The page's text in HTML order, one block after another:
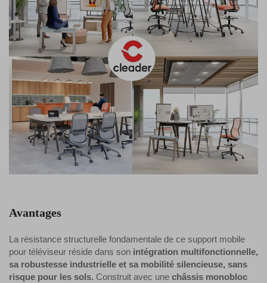
Avantages
La résistance structurelle fondamentale de ce support mobile
pour téléviseur réside dans son intégration multifonctionnelle,
sa robustesse industrielle et sa mobilité silencieuse, sans
risque pour les sols. Construit avec une châssis monobloc